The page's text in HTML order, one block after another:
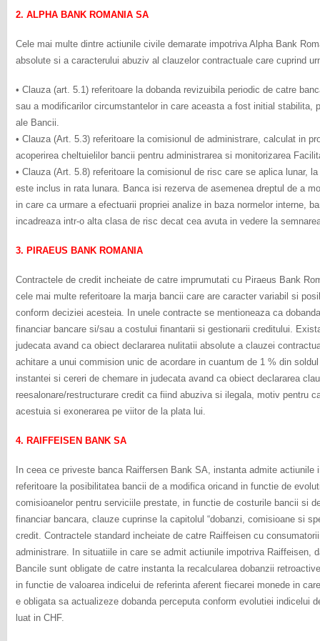
2. ALPHA BANK ROMANIA SA
Cele mai multe dintre actiunile civile demarate impotriva Alpha Bank
absolute si a caracterului abuziv al clauzelor contractuale care cuprind
• Clauza (art. 5.1) referitoare la dobanda revizuibila periodic de catre
sau a modificarilor circumstantelor in care aceasta a fost initial stabilita,
ale Bancii.
• Clauza (Art. 5.3) referitoare la comisionul de administrare, calculat in
acoperirea cheltuielilor bancii pentru administrarea si monitorizarea
• Clauza (Art. 5.8) referitoare la comisionul de risc care se aplica lunar,
este inclus in rata lunara. Banca isi rezerva de asemenea dreptul de a
in care ca urmare a efectuarii propriei analize in baza normelor interne,
incadreaza intr-o alta clasa de risc decat cea avuta in vedere la
3. PIRAEUS BANK ROMANIA
Contractele de credit incheiate de catre imprumutati cu Piraeus Bank
cele mai multe referitoare la marja bancii care are caracter variabil si
conform deciziei acesteia. In unele contracte se mentioneaza ca
financiar bancare si/sau a costului finantarii si gestionarii creditului.
judecata avand ca obiect declararea nulitatii absolute a clauzei
achitare a unui commision unic de acordare in cuantum de 1 % din
instantei si cereri de chemare in judecata avand ca obiect declararea
reesalonare/restructurare credit ca fiind abuziva si ilegala, motiv pentru
acestuia si exonerarea pe viitor de la plata lui.
4. RAIFFEISEN BANK SA
In ceea ce priveste banca Raiffersen Bank SA, instanta admite
referitoare la posibilitatea bancii de a modifica oricand in functie de
comisioanelor pentru serviciile prestate, in functie de costurile bancii si
financiar bancara, clauze cuprinse la capitolul “dobanzi, comisioane si
credit. Contractele standard incheiate de catre Raiffeisen cu
administrare. In situatiile in care se admit actiunile impotriva Raiffeisen,
Bancile sunt obligate de catre instanta la recalcularea dobanzii
in functie de valoarea indicelui de referinta aferent fiecarei monede in
e obligata sa actualizeze dobanda perceputa conform evolutiei indicelui
luat in CHF.